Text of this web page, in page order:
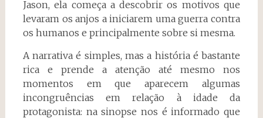
Jason, ela começa a descobrir os motivos que
levaram os anjos a iniciarem uma guerra contra
os humanos e principalmente sobre si mesma.
A narrativa é simples, mas a história é bastante
rica e prende a atenção até mesmo nos
momentos em que aparecem algumas
incongruências em relação à idade da
protagonista: na sinopse nos é informado que